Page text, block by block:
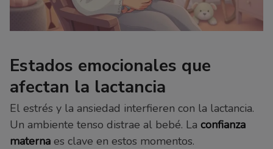
Estados emocionales que
afectan la lactancia
El estrés y la ansiedad interfieren con la lactancia.
Un ambiente tenso distrae al bebé. La confianza
materna es clave en estos momentos.